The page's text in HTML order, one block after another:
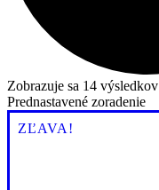
Zobrazuje sa 14 výsledkov
ZĽAVA!